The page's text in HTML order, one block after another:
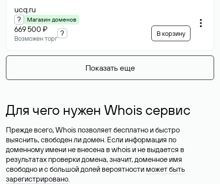
ucq.ru
? Магазин доменов
669 500 ₽
Возможен торг
? В корзину
Показать еще
Для чего нужен Whois сервис
Прежде всего, Whois позволяет бесплатно и быстро
выяснить, свободен ли домен. Если информация по
доменному имени не внесена в whois и не выдается в
результатах проверки домена, значит, доменное имя
свободно и с большой долей вероятности может быть
зарегистрировано.